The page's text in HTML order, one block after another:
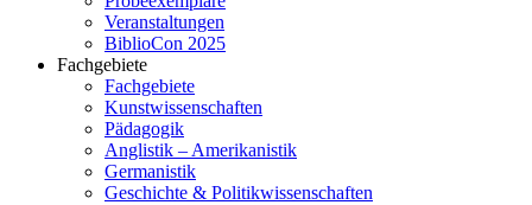
Veranstaltungen
BiblioCon 2025
Fachgebiete
Fachgebiete
Kunstwissenschaften
Pädagogik
Anglistik – Amerikanistik
Germanistik
Geschichte & Politikwissenschaften